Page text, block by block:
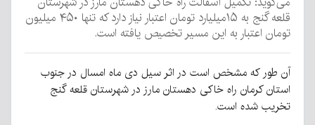
قلعه گنج به ۱۵میلیارد تومان اعتبار نیاز دارد که تنها ۴۵۰ میلیون
تومان اعتبار به این مسیر تخصیص یافته است.
آن طور که مشخص است در اثر سیل دی ماه امسال در جنوب
استان کرمان راه خاکی دهستان مارز در شهرستان قلعه گنج
تخریب شده است.